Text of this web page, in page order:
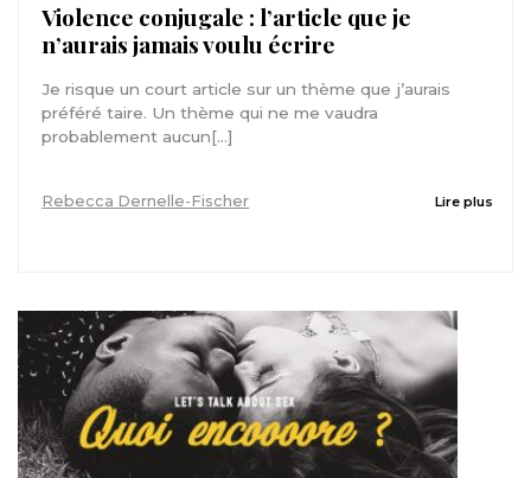
Violence conjugale : l’article que je
n’aurais jamais voulu écrire
Je risque un court article sur un thème que j’aurais
préféré taire. Un thème qui ne me vaudra
probablement aucun[...]
Rebecca Dernelle-Fischer Lire plus